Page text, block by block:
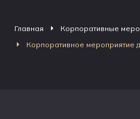
Главная Корпоративные
Корпоративное мероприятие